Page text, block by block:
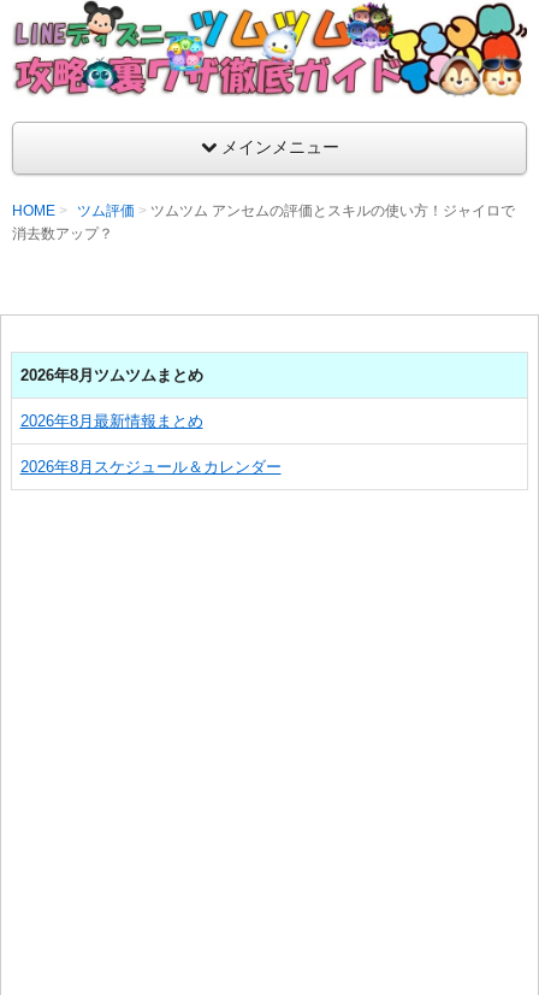
LINEディズニー ツムツム攻略・裏ワザ徹底
支持率No1！痒いところに手が届くツムツム攻略サイト！新ツ
ラ評価も丁寧に解説！ツムツムを120％楽しめるサイトを目指し
メインメニュー
HOME ツム評価
ツムツム アンセムの評価とスキルの使い方！ジャイロで
消去数アップ？
2026年8月ツムツムまとめ
2026年8月最新情報まとめ
2026年8月スケジュール＆カレンダー